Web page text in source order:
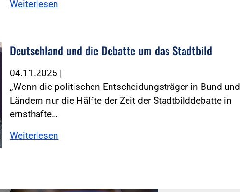
Weiterlesen
Deutschland und die Debatte um das Stadtbild
04.11.2025 |
„Wenn die politischen Entscheidungsträger in Bund und
Ländern nur die Hälfte der Zeit der Stadtbilddebatte in
ernsthafte…
Weiterlesen